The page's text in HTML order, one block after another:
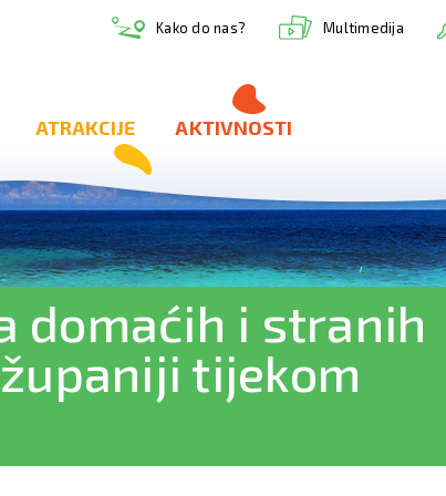
Kako do nas? Multimedija
ATRAKCIJE AKTIVNOSTI
domaćih i stranih
tijekom